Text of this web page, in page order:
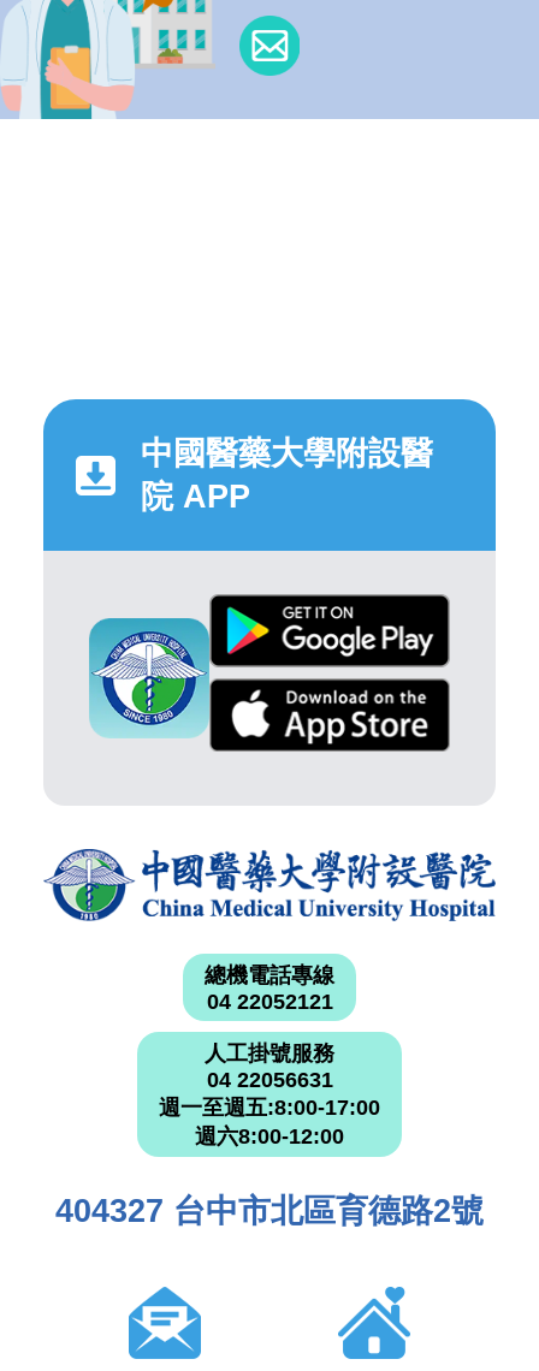
中國醫藥大學附設醫
院 APP
總機電話專線
04 22052121
人工掛號服務
04 22056631
週一至週五:8:00-17:00
週六8:00-12:00
404327 台中市北區育德路2號